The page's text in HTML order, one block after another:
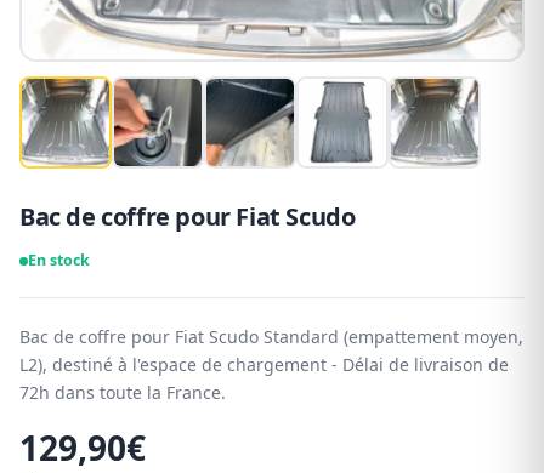
Bac de coffre pour Fiat Scudo
En stock
Bac de coffre pour Fiat Scudo Standard (empattement moyen,
L2), destiné à l'espace de chargement - Délai de livraison de
72h dans toute la France.
129,90€